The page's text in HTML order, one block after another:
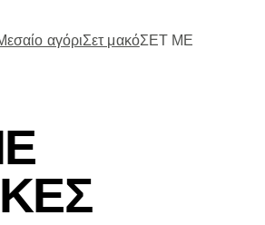
αγόριΣετ μακόΣΕΤ ΜΕ